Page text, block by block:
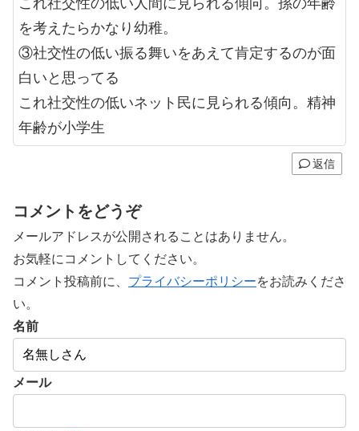
を考えたらかなり幼稚。
③社交性の低い振る舞いをあえて肯定するのが面
白いと思ってる
これ社交性の低いネット民に見られる傾向。精神
年齢が小学生
返信
コメントをどうぞ
メールアドレスが公開されることはありません。
お気軽にコメントしてください。
コメント投稿前に、 プライバシーポリシーをお読みくださ
い。
名前
メール